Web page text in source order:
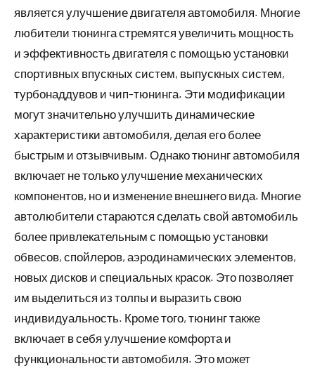
является улучшение двигателя автомобиля. Многие
любители тюнинга стремятся увеличить мощность
и эффективность двигателя с помощью установки
спортивных впускных систем, выпускных систем,
турбонаддувов и чип-тюнинга. Эти модификации
могут значительно улучшить динамические
характеристики автомобиля, делая его более
быстрым и отзывчивым. Однако тюнинг автомобиля
включает не только улучшение механических
компонентов, но и изменение внешнего вида. Многие
автолюбители стараются сделать свой автомобиль
более привлекательным с помощью установки
обвесов, спойлеров, аэродинамических элементов,
новых дисков и специальных красок. Это позволяет
им выделиться из толпы и выразить свою
индивидуальность. Кроме того, тюнинг также
включает в себя улучшение комфорта и
функциональности автомобиля. Это может